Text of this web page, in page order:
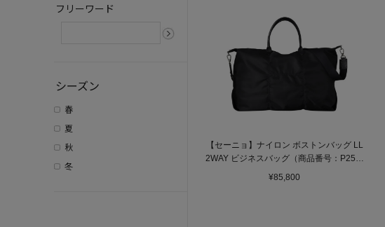
フリーワード
シーズン
春
夏
秋
冬
【セーニョ】ナイロン ボストンバッグ LL
2WAY ビジネスバッグ（商品番号：P25－
39643）
¥85,800